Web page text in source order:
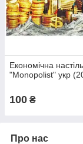
Економічна
"Monopolist" укр
100 ₴
Про нас